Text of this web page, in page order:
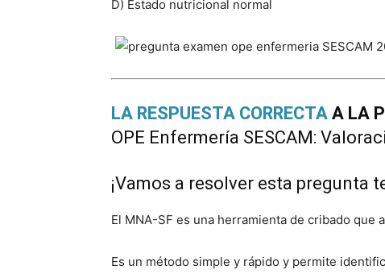
D) Estado nutricional normal
LA RESPUESTA CORRECTA A LA
OPE Enfermería SESCAM:
¡Vamos a resolver esta pregunta
El MNA-SF es una herramienta de cribado
Es un método simple y rápido y permite